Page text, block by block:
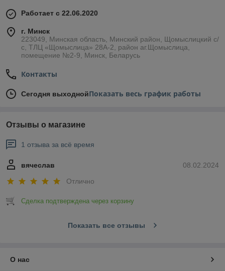
Работает с 22.06.2020
г. Минск
223049, Минская область, Минский район, Щомыслицкий с/
с, ТЛЦ «Щомыслица» 28А-2, район аг.Щомыслица,
помещение №2-9, Минск, Беларусь
Контакты
Сегодня выходнойПоказать весь график работы
Отзывы о магазине
1 отзыва за всё время
08.02.2024
вячеслав
Отлично
Сделка подтверждена через корзину
Показать все отзывы
О нас